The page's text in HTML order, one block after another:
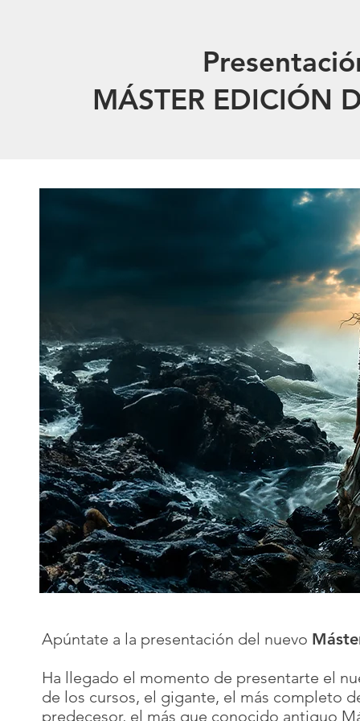
MÁSTER EDICIÓN
Apúntate a la presentación del nuevo
Ha llegado el momento de presentarte el
de los cursos, el gigante, el más completo
predecesor, el más que conocido antiguo